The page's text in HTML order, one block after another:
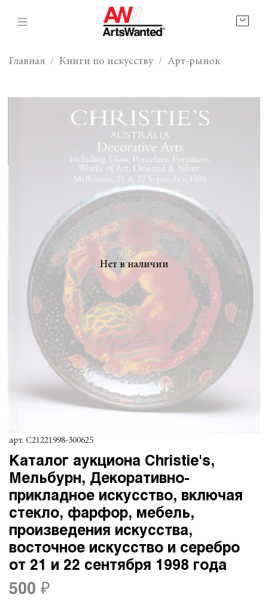
Главная Книги по искусству Арт-рынок
Нет в наличии
арт. C21221998-300625
Каталог аукциона Christie's,
Мельбурн, Декоративно-
прикладное искусство, включая
стекло, фарфор, мебель,
произведения искусства,
восточное искусство и серебро
от 21 и 22 сентября 1998 года
500 ₽